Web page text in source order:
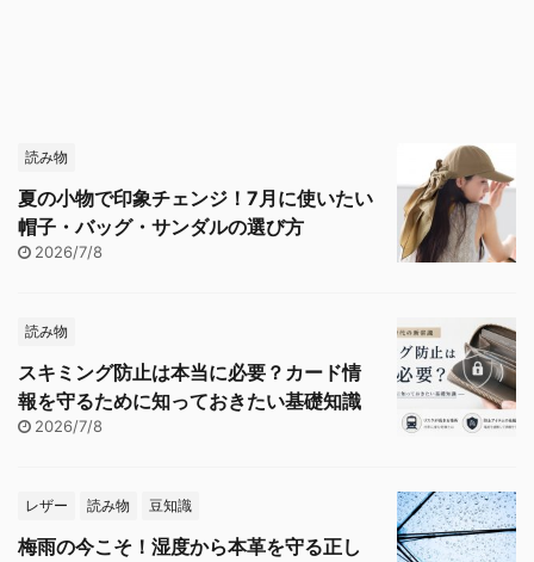
読み物
夏の小物で印象チェンジ！7月に使いたい
帽子・バッグ・サンダルの選び方
2026/7/8
読み物
スキミング防止は本当に必要？カード情
報を守るために知っておきたい基礎知識
2026/7/8
レザー 読み物 豆知識
梅雨の今こそ！湿度から本革を守る正し